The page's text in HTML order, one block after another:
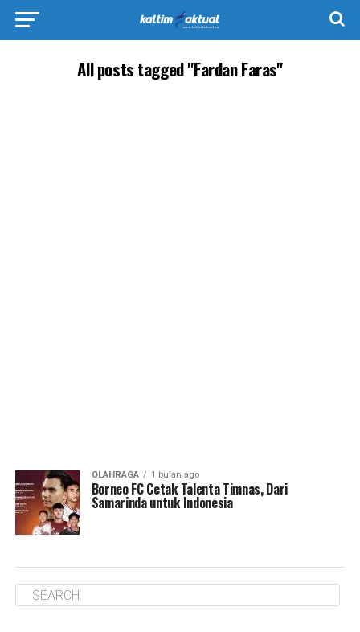
All posts tagged "Fardan Faras"
OLAHRAGA 1 bulan ago
Borneo FC Cetak Talenta Timnas, Dari
Samarinda untuk Indonesia